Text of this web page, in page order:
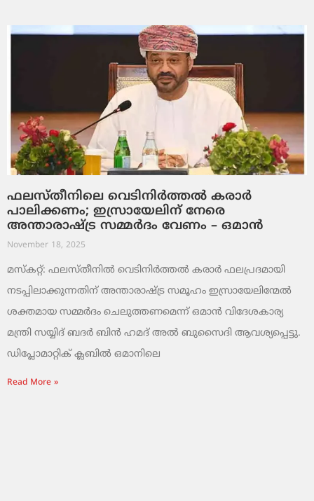
ഫലസ്തീനിലെ വെടിനിർത്തൽ കരാർ
പാലിക്കണം; ഇസ്രായേലിന് നേരെ
അന്താരാഷ്ട്ര സമ്മർദം വേണം – ഒമാൻ
November 18, 2025
മസ്‌കറ്റ്: ഫലസ്തീനിൽ വെടിനിർത്തൽ കരാർ ഫലപ്രദമായി
നടപ്പിലാക്കുന്നതിന് അന്താരാഷ്ട്ര സമൂഹം ഇസ്രായേലിന്മേൽ
ശക്തമായ സമ്മർദം ചെലുത്തണമെന്ന് ഒമാൻ വിദേശകാര്യ
മന്ത്രി സയ്യിദ് ബദർ ബിൻ ഹമദ് അൽ ബുസൈദി ആവശ്യപ്പെട്ടു.
ഡിപ്ലോമാറ്റിക് ക്ലബിൽ ഒമാനിലെ
Read More »